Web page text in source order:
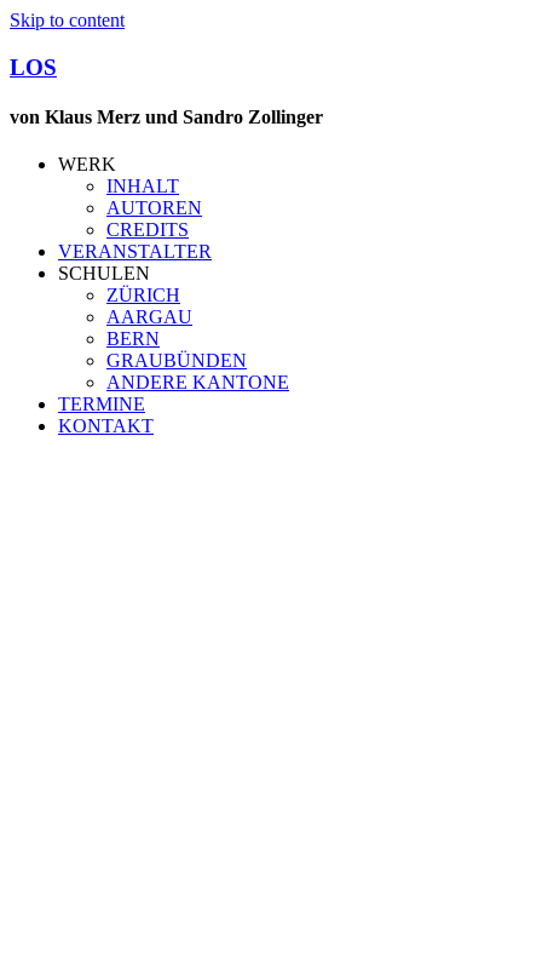
Skip to content
LOS
von Klaus Merz und Sandro Zollinger
WERK
INHALT
AUTOREN
CREDITS
VERANSTALTER
SCHULEN
ZÜRICH
AARGAU
BERN
GRAUBÜNDEN
ANDERE KANTONE
TERMINE
KONTAKT